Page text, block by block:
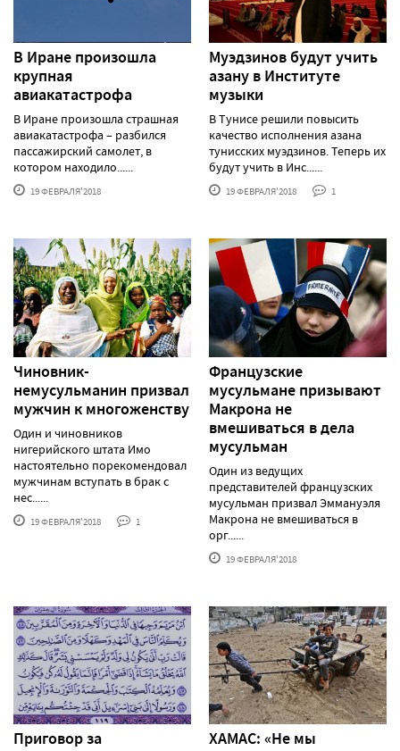
В Иране произошла
крупная
авиакатастрофа
В Иране произошла страшная
авиакатастрофа – разбился
пассажирский самолет, в
котором находило......
19 ФЕВРАЛЯ'2018
Муэдзинов будут учить
азану в Институте
музыки
В Тунисе решили повысить
качество исполнения азана
тунисских муэдзинов. Теперь их
будут учить в Инс......
19 ФЕВРАЛЯ'2018 1
Чиновник-
немусульманин призвал
мужчин к многоженству
Один и чиновников
нигерийского штата Имо
настоятельно порекомендовал
мужчинам вступать в брак с
нес......
19 ФЕВРАЛЯ'2018 1
Французские
мусульмане призывают
Макрона не
вмешиваться в дела
мусульман
Один из ведущих
представителей французских
мусульман призвал Эммануэля
Макрона не вмешиваться в
орг......
19 ФЕВРАЛЯ'2018
Приговор за
ХАМАС: «Не мы